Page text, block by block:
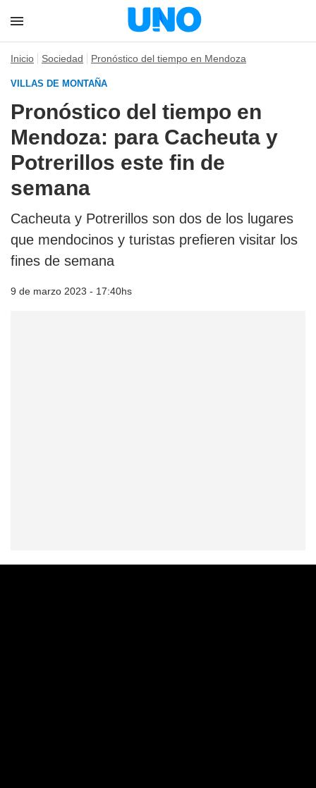
Inicio Sociedad Pronóstico del tiempo en Mendoza
VILLAS DE MONTAÑA
Pronóstico del tiempo en
Mendoza: para Cacheuta y
Potrerillos este fin de
semana
Cacheuta y Potrerillos son dos de los lugares
que mendocinos y turistas prefieren visitar los
fines de semana
9 de marzo 2023 - 17:40hs